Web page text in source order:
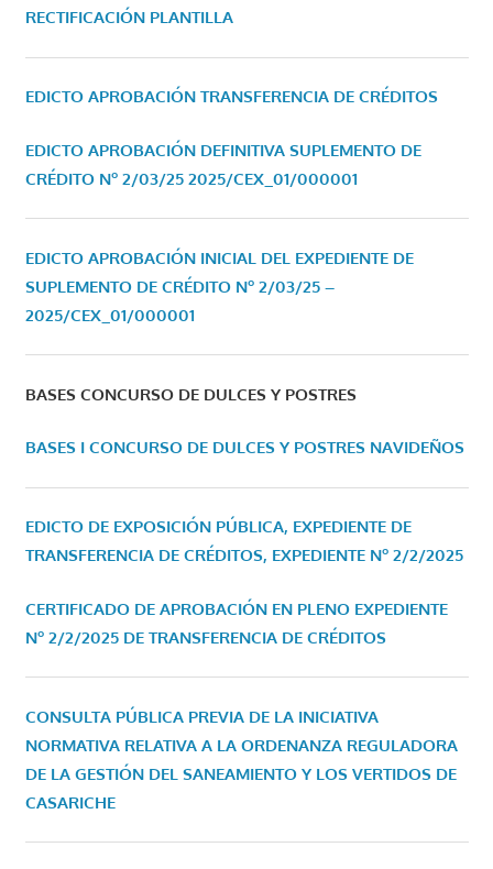
RECTIFICACIÓN PLANTILLA
EDICTO APROBACIÓN TRANSFERENCIA DE CRÉDITOS
EDICTO APROBACIÓN DEFINITIVA SUPLEMENTO DE
CRÉDITO Nº 2/03/25 2025/CEX_01/000001
EDICTO APROBACIÓN INICIAL DEL EXPEDIENTE DE
SUPLEMENTO DE CRÉDITO Nº 2/03/25 –
2025/CEX_01/000001
BASES CONCURSO DE DULCES Y POSTRES
BASES I CONCURSO DE DULCES Y POSTRES NAVIDEÑOS
EDICTO DE EXPOSICIÓN PÚBLICA, EXPEDIENTE DE
TRANSFERENCIA DE CRÉDITOS, EXPEDIENTE Nº 2/2/2025
CERTIFICADO DE APROBACIÓN EN PLENO EXPEDIENTE
Nº 2/2/2025 DE TRANSFERENCIA DE CRÉDITOS
CONSULTA PÚBLICA PREVIA DE LA INICIATIVA
NORMATIVA RELATIVA A LA ORDENANZA REGULADORA
DE LA GESTIÓN DEL SANEAMIENTO Y LOS VERTIDOS DE
CASARICHE